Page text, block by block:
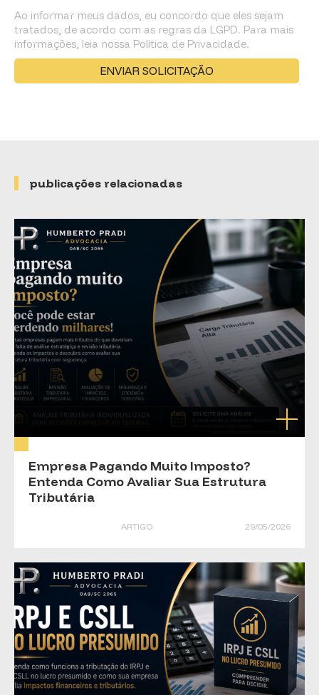
Ao informar meus dados, eu concordo que eles sejam
tratados, de acordo com as regras da LGPD. Para mais
informações, leia nossa Política de Privacidade.
publicações relacionadas
Empresa Pagando Muito Imposto?
Entenda Como Avaliar Sua Estrutura
Tributária
ARTIGO 29/05/2026